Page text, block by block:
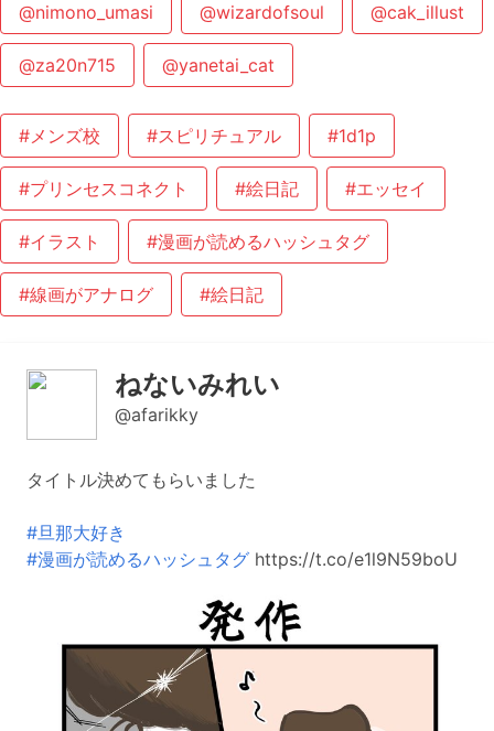
@nimono_umasi @wizardofsoul @cak_illust
@za20n715 @yanetai_cat
#メンズ校 #スピリチュアル #1d1p
#プリンセスコネクト #絵日記 #エッセイ
#イラスト #漫画が読めるハッシュタグ
#線画がアナログ #絵日記
ねないみれい
@afarikky
タイトル決めてもらいました
#旦那大好き
#漫画が読めるハッシュタグ https://t.co/e1l9N59boU